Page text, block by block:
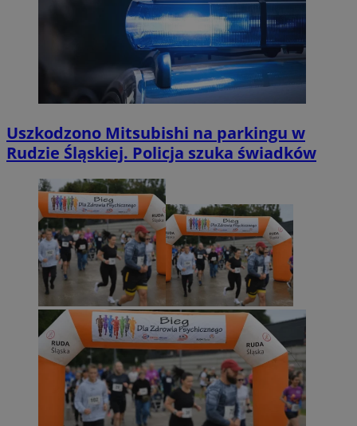
Uszkodzono Mitsubishi na parkingu w
Rudzie Śląskiej. Policja szuka świadków